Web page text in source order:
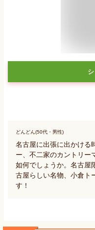
どんどん(50代・男性)
名古屋に出張に出かける
ー、不二家のカントリー
如何でしょうか。名古屋
古屋らしい名物、小倉ト
す！